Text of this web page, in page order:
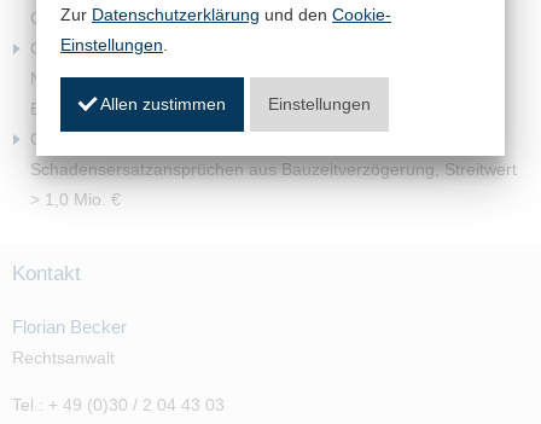
Großschadensfälle, Streitwert > 500.000 €
Großverfahren bei der Durchsetzung von
Nachtragssforderungen (ca. 100 Nachträge),
Einzelauftragsvolumen ca. 12,5 Mio. €
Großverfahren bei der Durchsetzung von
Schadensersatzansprüchen aus Bauzeitverzögerung, Streitwert
> 1,0 Mio. €
Kontakt
Florian Becker
Rechtsanwalt
Tel.: + 49 (0)30 / 2 04 43 03
Zur Datenschutzerklärung und den Cookie-
Einstellungen
Allen zustimmen Einstellungen